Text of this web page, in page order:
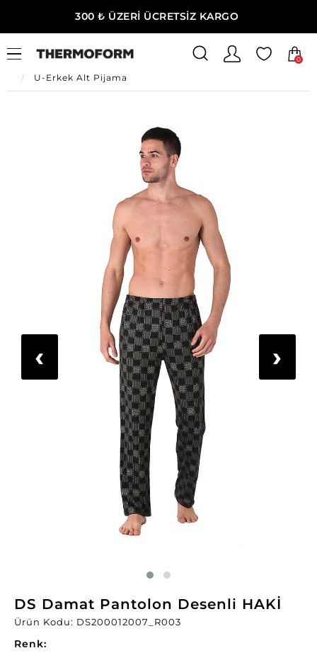
300 ₺ ÜZERİ ÜCRETSİZ KARGO
0
Ana Sayfa
Erkek Ev Giyim
U-Erkek Alt Pijama
‹ ›
DS Damat Pantolon Desenli HAKİ
Ürün Kodu: DS200012007_R003
Renk: